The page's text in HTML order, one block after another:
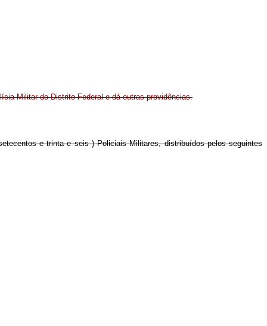
Militar do Distrito Federal e dá outras providências.
e trinta e seis ) Policiais Militares, distribuídos pelos seguintes